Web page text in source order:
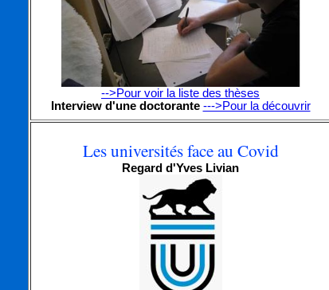
-->Pour voir la liste des thèses
Interview d'une doctorante --->Pour la découvrir
Les universités face au Covid
Regard d'Yves Livian